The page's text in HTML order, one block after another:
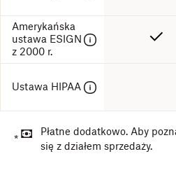
Amerykańska
ustawa ESIGN
z 2000 r.
Ustawa HIPAA
*
Płatne dodatkowo. Aby
się z działem sprzedaży.